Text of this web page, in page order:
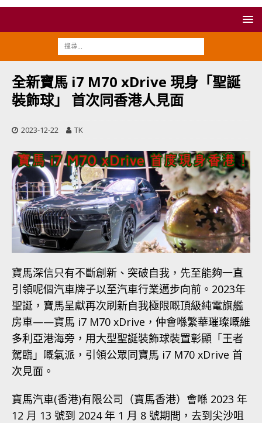
全新寶馬 i7 M70 xDrive 現身「聖誕
裝飾球」 首次同香港人見面
2023-12-22 TK
寶馬深信只有不斷創新、突破自我，先至能夠一直
引領呢個汽車牌子以至汽車行業邁步向前。2023年
聖誕，寶馬呈獻再次刷新自我極限嘅頂級純電旗艦
房車——寶馬 i7 M70 xDrive，仲會喺繁華璀璨嘅維
多利亞港海旁，用大型聖誕裝飾球裝置彰顯「王者
駕臨」嘅氣派，引領公眾同寶馬 i7 M70 xDrive 首
次見面。
寶馬汽車(香港)有限公司（寶馬香港）會喺 2023 年
12 月 13 號到 2024 年 1 月 8 號期間，去到尖沙咀